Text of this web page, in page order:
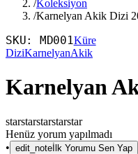
/Koleksiyon
/Karnelyan Akik Dizi
SKU: MD001Küre
DiziKarnelyanAkik
Karnelyan
starstarstarstarstar
Henüz yorum yapılmadı
• edit_note İlk Yorumu Sen Yap